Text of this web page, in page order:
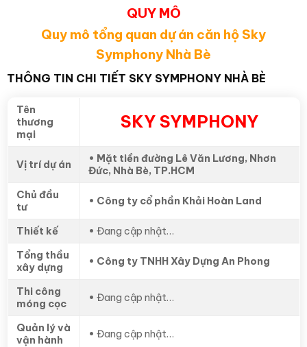
QUY MÔ
Quy mô tổng quan dự án căn hộ Sky
Symphony Nhà Bè
THÔNG TIN CHI TIẾT SKY SYMPHONY NHÀ BÈ
Tên
thương
mại
SKY SYMPHONY
Vị trí dự án
• Mặt tiền đường Lê Văn Lương, Nhơn
Đức, Nhà Bè, TP.HCM
Chủ đầu
tư
• Công ty cổ phần Khải Hoàn Land
Thiết kế • Đang cập nhật…
Tổng thầu
xây dựng
• Công ty TNHH Xây Dựng An Phong
Thi công
móng cọc
• Đang cập nhật…
Quản lý và
vận hành
• Đang cập nhật…